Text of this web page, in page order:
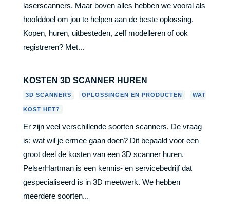
laserscanners. Maar boven alles hebben we vooral als
hoofddoel om jou te helpen aan de beste oplossing.
Kopen, huren, uitbesteden, zelf modelleren of ook
registreren? Met...
KOSTEN 3D SCANNER HUREN
3D SCANNERS OPLOSSINGEN EN PRODUCTEN WAT
KOST HET?
Er zijn veel verschillende soorten scanners. De vraag
is; wat wil je ermee gaan doen? Dit bepaald voor een
groot deel de kosten van een 3D scanner huren.
PelserHartman is een kennis- en servicebedrijf dat
gespecialiseerd is in 3D meetwerk. We hebben
meerdere soorten...